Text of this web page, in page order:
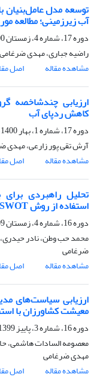
توسعه مدل
آب زیرزمینی؛ مطالعه
دوره 17، شماره 4، زمستان 1400، صفحه
راضیه جباری، مهدی
مشاهده مقاله
اصل
ارزیابی چندشاخصه
کاهش ردپای آب
دوره 17، شماره 1، بهار 1400، صفحه
آرش تقی پور زارعی، مهدی
مشاهده مقاله
اصل
تحلیل راهبردی برای
استفاده از روش SWOT
دوره 16، شماره 4، زمستان 1399، صفحه
محمد حب وطن، نادر
ضرغامی
مشاهده مقاله
اصل
ارزیابی سیاست‌های
معیشت کشاورزان با
دوره 16، شماره 3، پاییز 1399، صفحه
معصومه السادات هاشمی،
مهدی ضرغامی
مشاهده مقاله
اصل